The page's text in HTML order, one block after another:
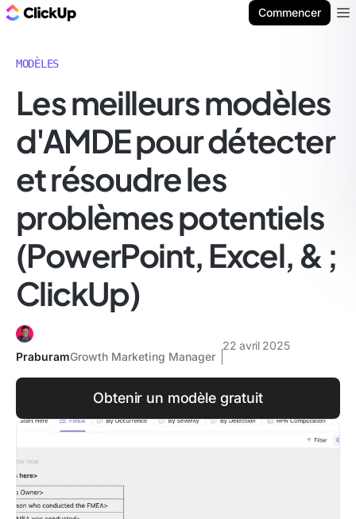
Commencer
MODÈLES
Les meilleurs modèles
d'AMDE pour détecter
et résoudre les
problèmes potentiels
(PowerPoint, Excel, & ;
ClickUp)
PraburamGrowth Marketing Manager
22 avril 2025
Obtenir un modèle gratuit